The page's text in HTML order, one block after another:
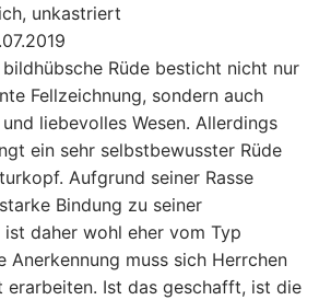
unkastriert
bildhübsche Rüde besticht nicht nur
Fellzeichnung, sondern auch
liebevolles Wesen. Allerdings
ein sehr selbstbewusster Rüde
Aufgrund seiner Rasse
Bindung zu seiner
ist daher wohl eher vom Typ
Anerkennung muss sich Herrchen
erarbeiten. Ist das geschafft, ist die